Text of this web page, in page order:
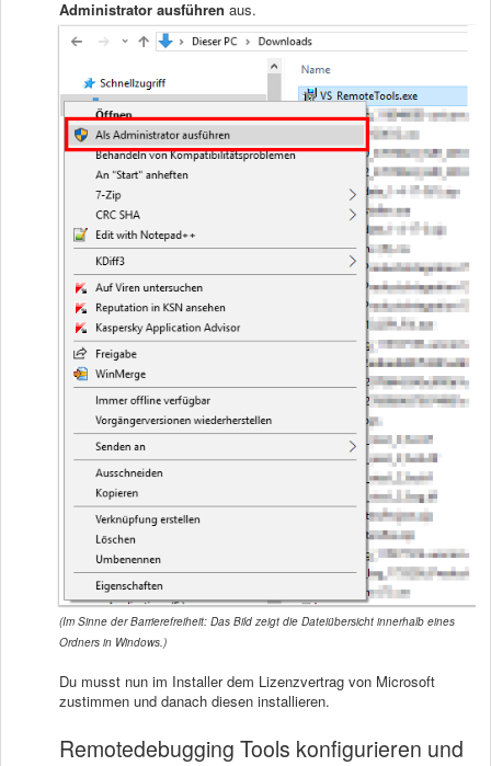
Administrator ausführen aus.
(Im Sinne der Barrierefreiheit: Das Bild zeigt die Dateiübersicht innerhalb eines
Ordners in Windows.)
Du musst nun im Installer dem Lizenzvertrag von Microsoft
zustimmen und danach diesen installieren.
Remotedebugging Tools konfigurieren und